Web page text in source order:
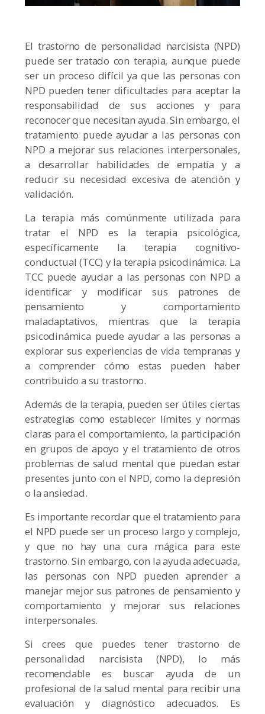
El trastorno de personalidad narcisista (NPD)
puede ser tratado con terapia, aunque puede
ser un proceso difícil ya que las personas con
NPD pueden tener dificultades para aceptar la
responsabilidad de sus acciones y para
reconocer que necesitan ayuda. Sin embargo, el
tratamiento puede ayudar a las personas con
NPD a mejorar sus relaciones interpersonales,
a desarrollar habilidades de empatía y a
reducir su necesidad excesiva de atención y
validación.
La terapia más comúnmente utilizada para
tratar el NPD es la terapia psicológica,
específicamente la terapia cognitivo-
conductual (TCC) y la terapia psicodinámica. La
TCC puede ayudar a las personas con NPD a
identificar y modificar sus patrones de
pensamiento y comportamiento
maladaptativos, mientras que la terapia
psicodinámica puede ayudar a las personas a
explorar sus experiencias de vida tempranas y
a comprender cómo estas pueden haber
contribuido a su trastorno.
Además de la terapia, pueden ser útiles ciertas
estrategias como establecer límites y normas
claras para el comportamiento, la participación
en grupos de apoyo y el tratamiento de otros
problemas de salud mental que puedan estar
presentes junto con el NPD, como la depresión
o la ansiedad.
Es importante recordar que el tratamiento para
el NPD puede ser un proceso largo y complejo,
y que no hay una cura mágica para este
trastorno. Sin embargo, con la ayuda adecuada,
las personas con NPD pueden aprender a
manejar mejor sus patrones de pensamiento y
comportamiento y mejorar sus relaciones
interpersonales.
Si crees que puedes tener trastorno de
personalidad narcisista (NPD), lo más
recomendable es buscar ayuda de un
profesional de la salud mental para recibir una
evaluación y diagnóstico adecuados. Es